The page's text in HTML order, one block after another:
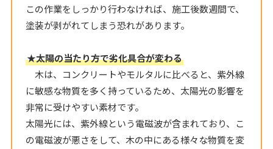
この作業をしっかり行わなければ、施工後数週間で、
塗装が剥がれてしまう恐れがあります。
★太陽の当たり方で劣化具合が変わる
木は、コンクリートやモルタルに比べると、紫外線
に敏感な物質を多く持っているため、太陽光の影響を
非常に受けやすい素材です。
太陽光には、紫外線という電磁波が含まれており、こ
の電磁波が悪さをして、木の中にある様々な物質を変